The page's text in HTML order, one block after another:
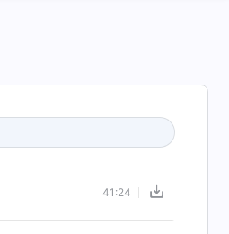
for results.
41:24